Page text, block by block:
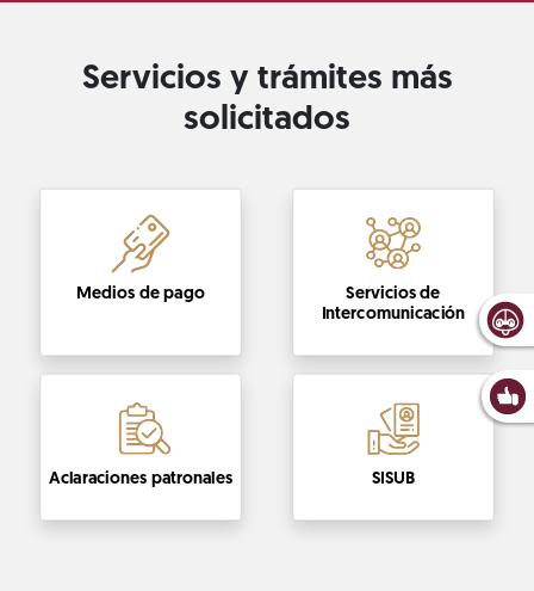
Servicios y trámites más
solicitados
Medios de pago Servicios de
Intercomunicación
Aclaraciones patronales SISUB